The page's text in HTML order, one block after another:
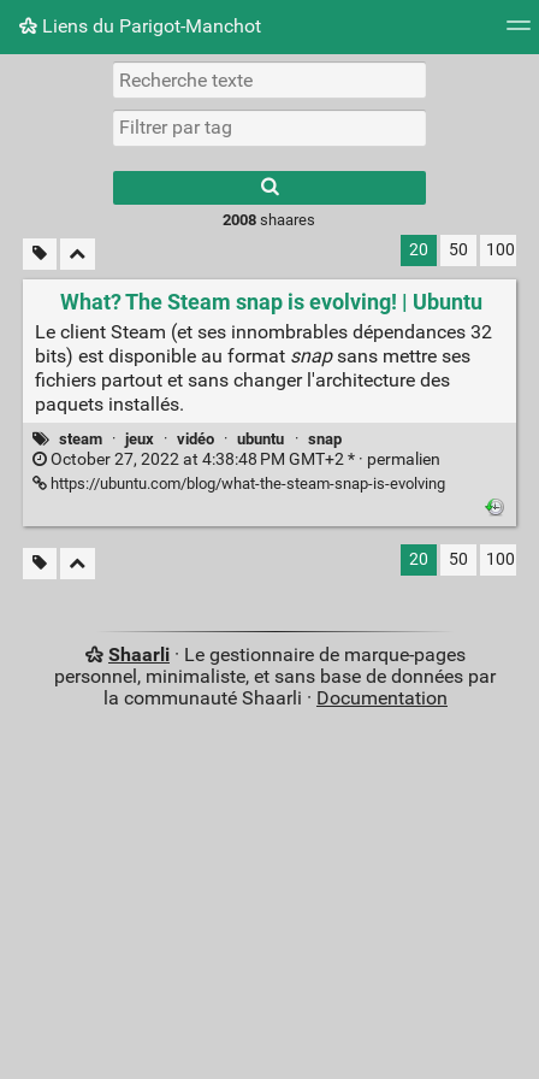
Liens du Parigot-Manchot
Nuage de tags Mur d'images
2008 shaares
20 50 100
What? The Steam snap is evolving! | Ubuntu
Le client Steam (et ses innombrables dépendances 32
bits) est disponible au format snapsans mettre ses
fichiers partout et sans changer l'architecture des
paquets installés.
steam · jeux · vidéo · ubuntu · snap
October 27, 2022 at 4:38:48 PM GMT+2 * · permalien
https://ubuntu.com/blog/what-the-steam-snap-is-evolving
20 50 100
Shaarli· Le gestionnaire de marque-pages
personnel, minimaliste, et sans base de données par
la communauté Shaarli · Documentation